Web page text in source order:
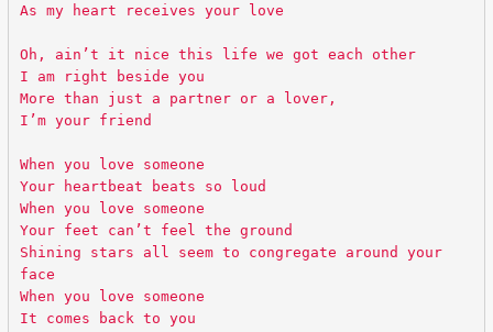
As my heart receives your love
Oh, ain’t it nice this life we got each other
I am right beside you
More than just a partner or a lover,
I’m your friend
When you love someone
Your heartbeat beats so loud
When you love someone
Your feet can’t feel the ground
Shining stars all seem to congregate around your
face
When you love someone
It comes back to you